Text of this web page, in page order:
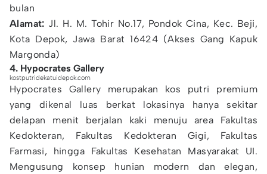
bulan
Alamat: Jl. H. M. Tohir No.17, Pondok Cina, Kec. Beji,
Kota Depok, Jawa Barat 16424 (Akses Gang Kapuk
Margonda)
4. Hypocrates Gallery
kostputridekatuidepok.com
Hypocrates Gallery merupakan kos putri premium
yang dikenal luas berkat lokasinya hanya sekitar
delapan menit berjalan kaki menuju area Fakultas
Kedokteran, Fakultas Kedokteran Gigi, Fakultas
Farmasi, hingga Fakultas Kesehatan Masyarakat UI.
Mengusung konsep hunian modern dan elegan,